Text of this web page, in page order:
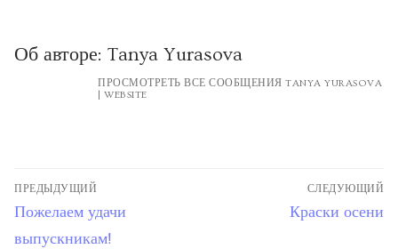
Об авторе: Tanya Yurasova
ПРОСМОТРЕТЬ ВСЕ СООБЩЕНИЯ TANYA YURASOVA
|WEBSITE
ПРЕДЫДУЩИЙ
Пожелаем удачи
выпускникам!
СЛЕДУЮЩИЙ
Краски осени